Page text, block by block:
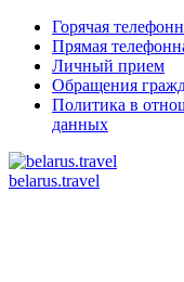
Горячая
Прямая
Личный прием
Обращения
Политика в
данных
belarus.travel